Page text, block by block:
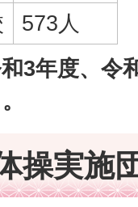
573人
3年度、令
操実施